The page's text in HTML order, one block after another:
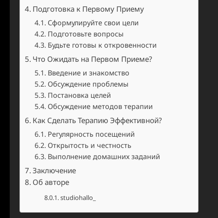
Подготовка к Первому Приему
Сформулируйте свои цели
Подготовьте вопросы
Будьте готовы к откровенности
Что Ожидать на Первом Приеме?
Введение и знакомство
Обсуждение проблемы
Постановка целей
Обсуждение методов терапии
Как Сделать Терапию Эффективной?
Регулярность посещений
Открытость и честность
Выполнение домашних заданий
Заключение
Об авторе
studiohallo_